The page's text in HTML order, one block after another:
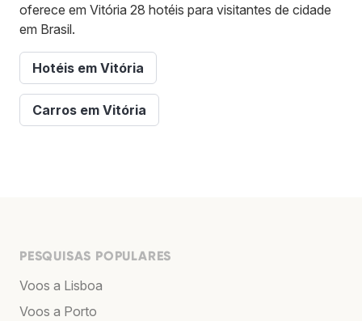
oferece em Vitória 28 hotéis para visitantes de cidade
em Brasil.
Hotéis em Vitória
Carros em Vitória
PESQUISAS POPULARES
Voos a Lisboa
Voos a Porto